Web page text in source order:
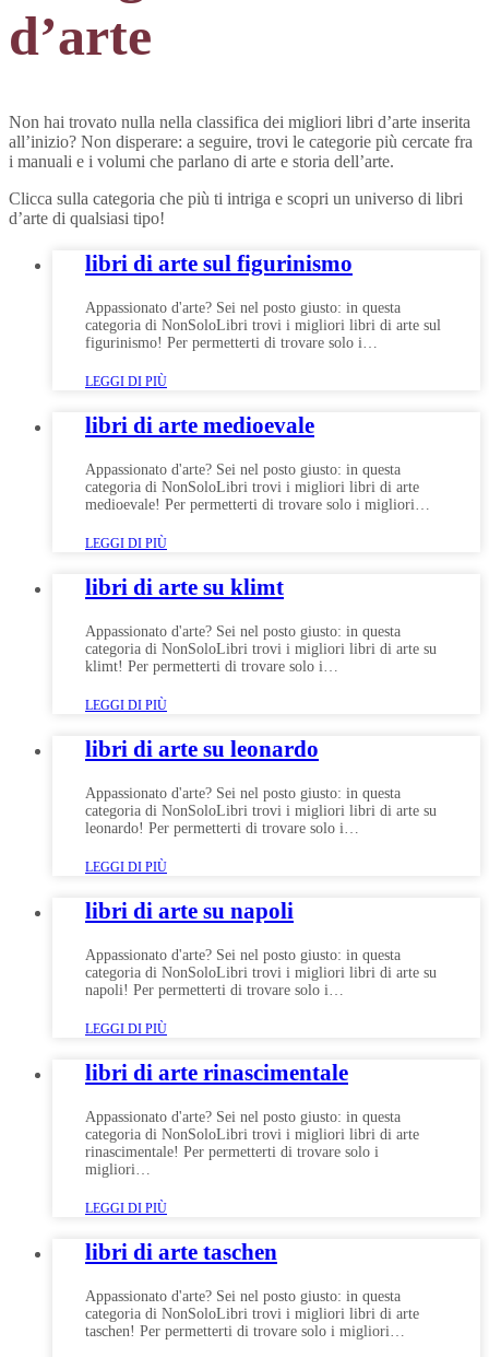
d’arte
Non hai trovato nulla nella classifica dei migliori libri d’arte inserita
all’inizio? Non disperare: a seguire, trovi le categorie più cercate fra
i manuali e i volumi che parlano di arte e storia dell’arte.
Clicca sulla categoria che più ti intriga e scopri un universo di libri
d’arte di qualsiasi tipo!
libri di arte sul figurinismo
Appassionato d'arte? Sei nel posto giusto: in questa
categoria di NonSoloLibri trovi i migliori libri di arte sul
figurinismo! Per permetterti di trovare solo i…
LEGGI DI PIÙ
libri di arte medioevale
Appassionato d'arte? Sei nel posto giusto: in questa
categoria di NonSoloLibri trovi i migliori libri di arte
medioevale! Per permetterti di trovare solo i migliori…
LEGGI DI PIÙ
libri di arte su klimt
Appassionato d'arte? Sei nel posto giusto: in questa
categoria di NonSoloLibri trovi i migliori libri di arte su
klimt! Per permetterti di trovare solo i…
LEGGI DI PIÙ
libri di arte su leonardo
Appassionato d'arte? Sei nel posto giusto: in questa
categoria di NonSoloLibri trovi i migliori libri di arte su
leonardo! Per permetterti di trovare solo i…
LEGGI DI PIÙ
libri di arte su napoli
Appassionato d'arte? Sei nel posto giusto: in questa
categoria di NonSoloLibri trovi i migliori libri di arte su
napoli! Per permetterti di trovare solo i…
LEGGI DI PIÙ
libri di arte rinascimentale
Appassionato d'arte? Sei nel posto giusto: in questa
categoria di NonSoloLibri trovi i migliori libri di arte
rinascimentale! Per permetterti di trovare solo i
migliori…
LEGGI DI PIÙ
libri di arte taschen
Appassionato d'arte? Sei nel posto giusto: in questa
categoria di NonSoloLibri trovi i migliori libri di arte
taschen! Per permetterti di trovare solo i migliori…